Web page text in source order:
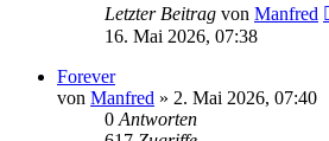
Letzter Beitrag von Manfred
16. Mai 2026, 07:38
Forever
von Manfred » 2. Mai 2026, 07:40
0 Antworten